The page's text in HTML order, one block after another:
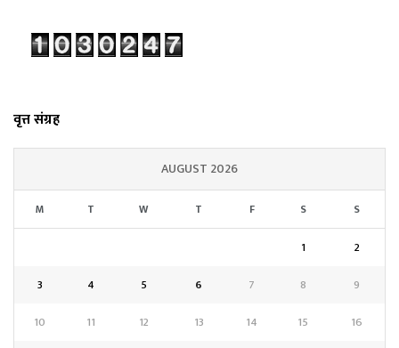
वृत्त संग्रह
AUGUST 2026
M T W T F S S
1
2
3
4 5 6 7 8
9
10
11 12 13 14 15
16